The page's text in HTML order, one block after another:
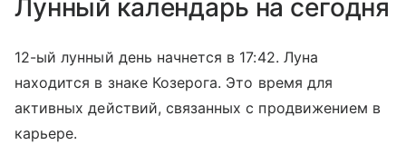
Лунный календарь на сегодня
12-ый лунный день начнется в 17:42. Луна
находится в знаке Козерога. Это время для
активных действий, связанных с продвижением в
карьере.